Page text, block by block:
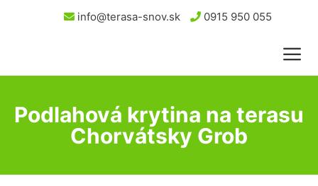
info@terasa-snov.sk 0915 950 055
Podlahová krytina na terasu
Chorvátsky Grob